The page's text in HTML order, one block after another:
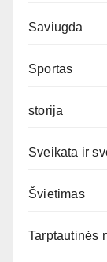
Saviugda
Sportas
storija
Sveikata ir
Švietimas
Tarptautinės